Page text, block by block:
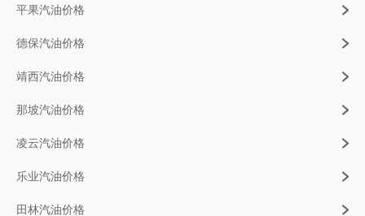
平果汽油价格
德保汽油价格
靖西汽油价格
那坡汽油价格
凌云汽油价格
乐业汽油价格
田林汽油价格